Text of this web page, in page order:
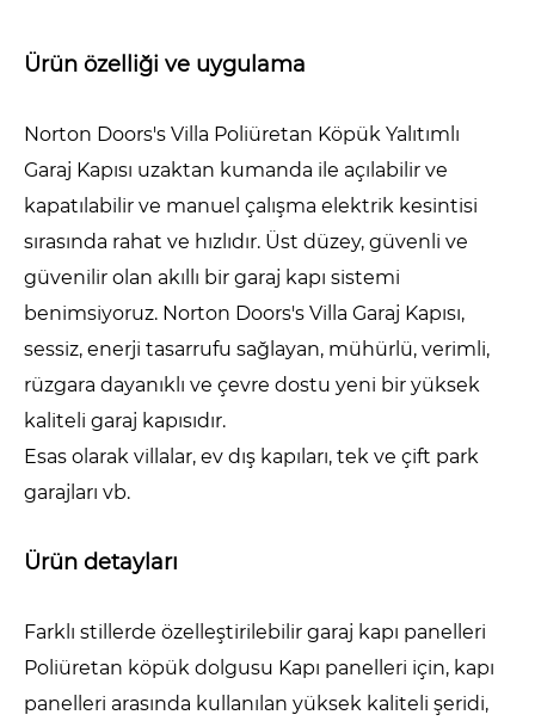
Ürün özelliği ve uygulama
Norton Doors's Villa Poliüretan Köpük Yalıtımlı
Garaj Kapısı uzaktan kumanda ile açılabilir ve
kapatılabilir ve manuel çalışma elektrik kesintisi
sırasında rahat ve hızlıdır. Üst düzey, güvenli ve
güvenilir olan akıllı bir garaj kapı sistemi
benimsiyoruz. Norton Doors's Villa Garaj Kapısı,
sessiz, enerji tasarrufu sağlayan, mühürlü, verimli,
rüzgara dayanıklı ve çevre dostu yeni bir yüksek
kaliteli garaj kapısıdır.
Esas olarak villalar, ev dış kapıları, tek ve çift park
garajları vb.
Ürün detayları
Farklı stillerde özelleştirilebilir garaj kapı panelleri
Poliüretan köpük dolgusu Kapı panelleri için, kapı
panelleri arasında kullanılan yüksek kaliteli şeridi,